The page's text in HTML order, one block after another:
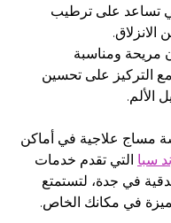
تساعد على ترطيب
الانزلاق.
مريحة ومناسبة
مع التركيز على تحسين
الألم.
مساج علاجية في أماكن
سبا التي تقدم خدمات
في جدة، لتستمتع
في مكانك الخاص.